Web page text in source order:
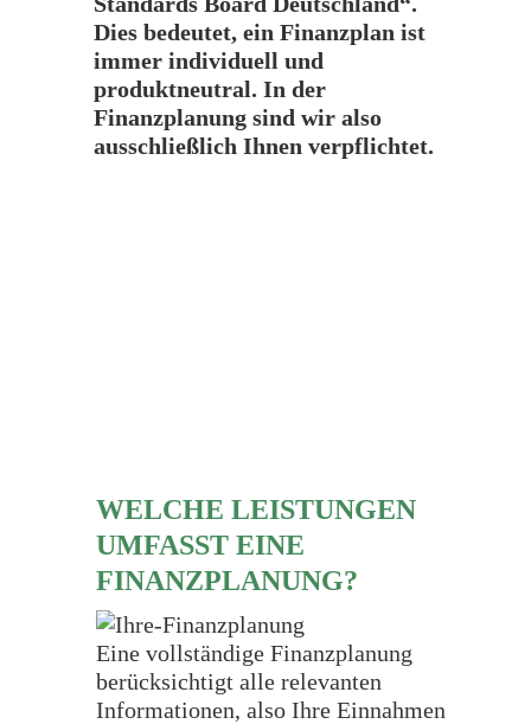
Dies bedeutet, ein Finanzplan ist
immer individuell und
produktneutral. In der
Finanzplanung sind wir also
ausschließlich Ihnen verpflichtet.
WELCHE LEISTUNGEN
UMFASST EINE
FINANZPLANUNG?
Eine vollständige Finanzplanung
berücksichtigt alle relevanten
Informationen, also Ihre Einnahmen